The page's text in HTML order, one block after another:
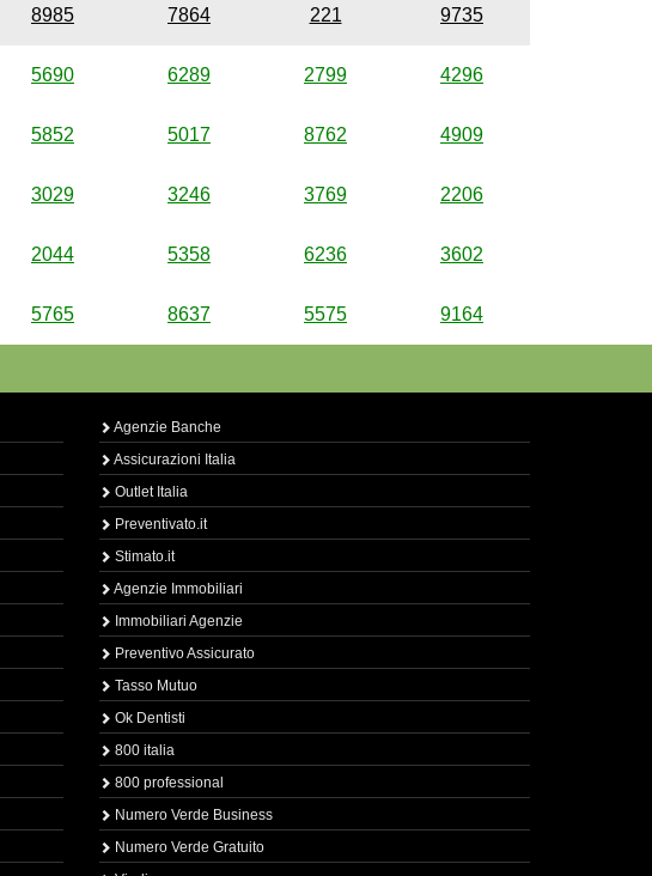
8985 7864 221 9735
5690 6289 2799 4296
5852 5017 8762 4909
3029 3246 3769 2206
2044 5358 6236 3602
5765 8637 5575 9164
Agenzie Banche
Assicurazioni Italia
Outlet Italia
Preventivato.it
Stimato.it
Agenzie Immobiliari
Immobiliari Agenzie
Preventivo Assicurato
Tasso Mutuo
Ok Dentisti
800 italia
800 professional
Numero Verde Business
Numero Verde Gratuito